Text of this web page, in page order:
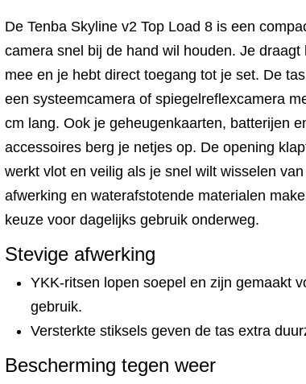
De Tenba Skyline v2 Top Load 8 is een
camera snel bij de hand wil houden. Je draagt
mee en je hebt direct toegang tot je set. De
een systeemcamera of spiegelreflexcamera
cm lang. Ook je geheugenkaarten, batterijen
accessoires berg je netjes op. De opening
werkt vlot en veilig als je snel wilt wisselen
afwerking en waterafstotende materialen
keuze voor dagelijks gebruik onderweg.
Stevige afwerking
YKK-ritsen lopen soepel en zijn gemaakt
gebruik.
Versterkte stiksels geven de tas extra
Bescherming tegen weer